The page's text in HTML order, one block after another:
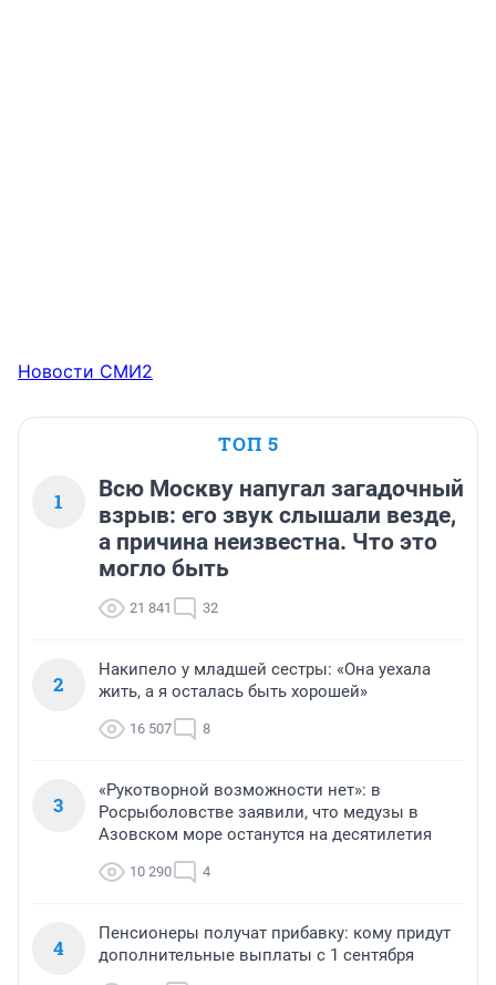
Новости СМИ2
ТОП 5
1
Всю Москву напугал загадочный
взрыв: его звук слышали везде,
а причина неизвестна. Что это
могло быть
21 841 32
2
Накипело у младшей сестры: «Она уехала
жить, а я осталась быть хорошей»
16 507 8
3
«Рукотворной возможности нет»: в
Росрыболовстве заявили, что медузы в
Азовском море останутся на десятилетия
10 290 4
4
Пенсионеры получат прибавку: кому придут
дополнительные выплаты с 1 сентября